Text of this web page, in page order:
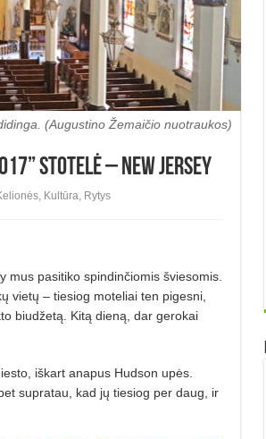
(Augustino Žemaičio nuotraukos)
stotelė – New Jersey
, Kultūra Rytys
mus pasitiko spindinčiomis šviesomis.
vietų – tiesiog moteliai ten pigesni,
biudžetą. Kitą dieną, dar gerokai
iškart anapus Hudson upės.
supratau, kad jų tiesiog per daug, ir